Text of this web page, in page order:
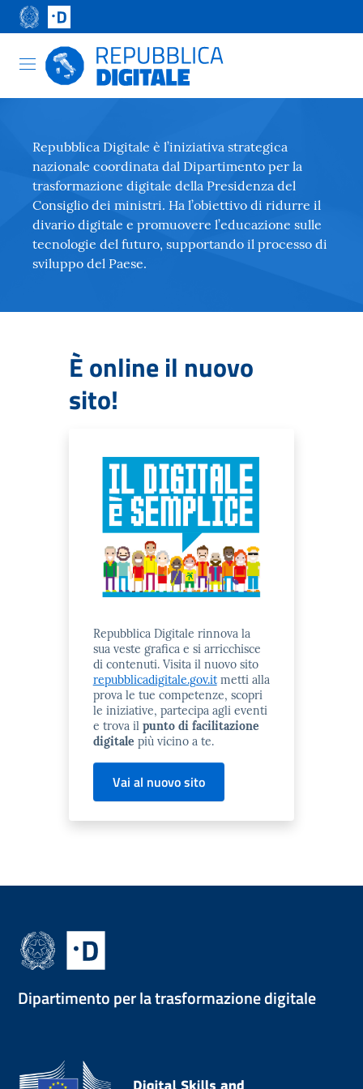
Repubblica Digitale è l’iniziativa strategica
nazionale coordinata dal Dipartimento per la
trasformazione digitale della Presidenza del
Consiglio dei ministri. Ha l’obiettivo di ridurre il
divario digitale e promuovere l’educazione sulle
tecnologie del futuro, supportando il processo di
sviluppo del Paese.
È online il nuovo
sito!
Repubblica Digitale rinnova la
sua veste grafica e si arricchisce
di contenuti. Visita il nuovo sito
repubblicadigitale.gov.itmetti alla
prova le tue competenze, scopri
le iniziative, partecipa agli eventi
e trova il punto di facilitazione
digitale più vicino a te.
Vai al nuovo sito
Dipartimento per la trasformazione digitale